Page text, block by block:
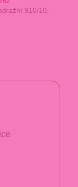
910/10,